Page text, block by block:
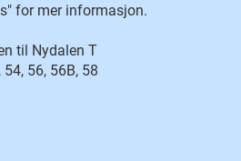
for mer informasjon.
til Nydalen T
56, 56B, 58